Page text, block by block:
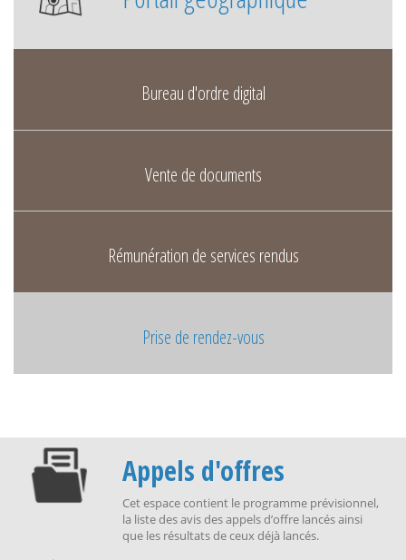
Bureau d'ordre digital
Vente de documents
Rémunération de services rendus
Prise de rendez-vous
Appels d'offres
Cet espace contient le programme prévisionnel,
la liste des avis des appels d’offre lancés ainsi
que les résultats de ceux déjà lancés.